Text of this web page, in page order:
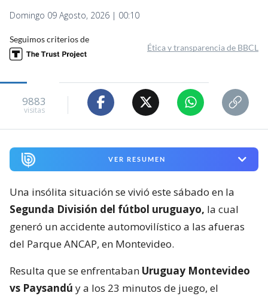
Domingo 09 Agosto, 2026 | 00:10
Seguimos criterios de
Ética y transparencia de BBCL
9883
visitas
VER RESUMEN
Una insólita situación se vivió este sábado en la
Segunda División del fútbol uruguayo, la cual
generó un accidente automovilístico a las afueras
del Parque ANCAP, en Montevideo.
Resulta que se enfrentaban Uruguay Montevideo
vs Paysandú y a los 23 minutos de juego, el